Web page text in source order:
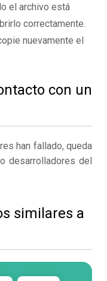
el archivo está
correctamente.
nuevamente el
con un
han fallado, queda
desarrolladores del
similares a